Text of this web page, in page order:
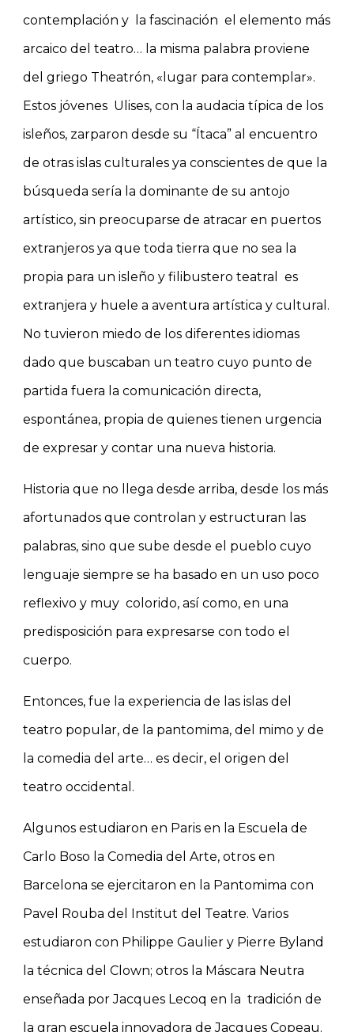
contemplación y la fascinación el elemento más
arcaico del teatro… la misma palabra proviene
del griego Theatrón, «lugar para contemplar».
Estos jóvenes Ulises, con la audacia típica de los
isleños, zarparon desde su “Ítaca” al encuentro
de otras islas culturales ya conscientes de que la
búsqueda sería la dominante de su antojo
artístico, sin preocuparse de atracar en puertos
extranjeros ya que toda tierra que no sea la
propia para un isleño y filibustero teatral es
extranjera y huele a aventura artística y cultural.
No tuvieron miedo de los diferentes idiomas
dado que buscaban un teatro cuyo punto de
partida fuera la comunicación directa,
espontánea, propia de quienes tienen urgencia
de expresar y contar una nueva historia.
Historia que no llega desde arriba, desde los más
afortunados que controlan y estructuran las
palabras, sino que sube desde el pueblo cuyo
lenguaje siempre se ha basado en un uso poco
reflexivo y muy colorido, así como, en una
predisposición para expresarse con todo el
cuerpo.
Entonces, fue la experiencia de las islas del
teatro popular, de la pantomima, del mimo y de
la comedia del arte… es decir, el origen del
teatro occidental.
Algunos estudiaron en Paris en la Escuela de
Carlo Boso la Comedia del Arte, otros en
Barcelona se ejercitaron en la Pantomima con
Pavel Rouba del Institut del Teatre. Varios
estudiaron con Philippe Gaulier y Pierre Byland
la técnica del Clown; otros la Máscara Neutra
enseñada por Jacques Lecoq en la tradición de
la gran escuela innovadora de Jacques Copeau.